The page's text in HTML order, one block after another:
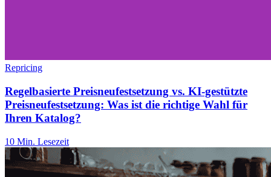
Repricing
Regelbasierte Preisneufestsetzung vs. KI-gestützte
Preisneufestsetzung: Was ist die richtige Wahl für
Ihren Katalog?
10 Min. Lesezeit